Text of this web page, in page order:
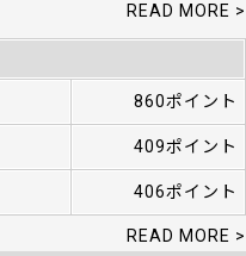
READ MORE >
860ポイント
409ポイント
406ポイント
READ MORE >